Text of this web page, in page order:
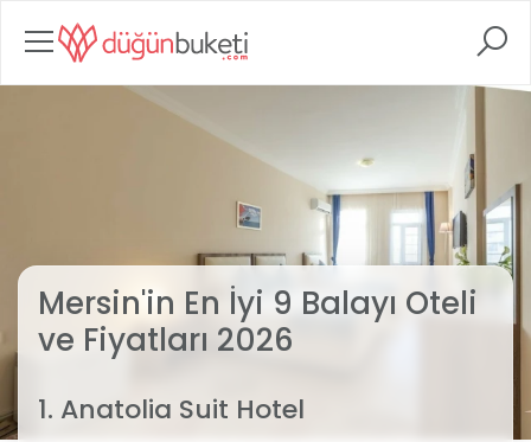
Mersin'in En İyi 9 Balayı Oteli
ve Fiyatları 2026
1. Anatolia Suit Hotel